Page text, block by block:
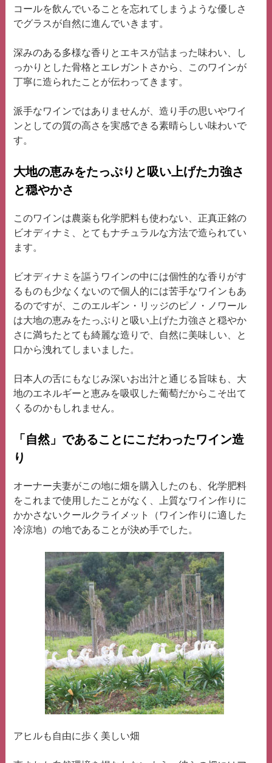
コールを飲んでいることを忘れてしまうような優しさ
でグラスが自然に進んでいきます。
深みのある多様な香りとエキスが詰まった味わい、し
っかりとした骨格とエレガントさから、このワインが
丁寧に造られたことが伝わってきます。
派手なワインではありませんが、造り手の思いやワイ
ンとしての質の高さを実感できる素晴らしい味わいで
す。
大地の恵みをたっぷりと吸い上げた力強さ
と穏やかさ
このワインは農薬も化学肥料も使わない、正真正銘の
ビオディナミ、とてもナチュラルな方法で造られてい
ます。
ビオディナミを謳うワインの中には個性的な香りがす
るものも少なくないので個人的には苦手なワインもあ
るのですが、このエルギン・リッジのピノ・ノワール
は大地の恵みをたっぷりと吸い上げた力強さと穏やか
さに満ちたとても綺麗な造りで、自然に美味しい、と
口から洩れてしまいました。
日本人の舌にもなじみ深いお出汁と通じる旨味も、大
地のエネルギーと恵みを吸収した葡萄だからこそ出て
くるのかもしれません。
「自然」であることにこだわったワイン造
り
オーナー夫妻がこの地に畑を購入したのも、化学肥料
をこれまで使用したことがなく、上質なワイン作りに
かかさないクールクライメット（ワイン作りに適した
冷涼地）の地であることが決め手でした。
アヒルも自由に歩く美しい畑